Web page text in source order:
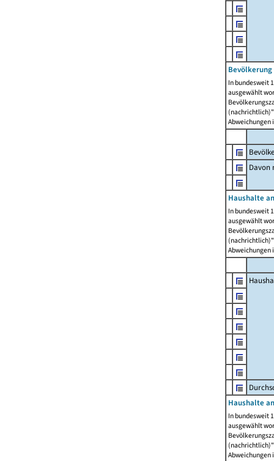
In bundesweit
ausgewählt
Abweichungen
Davon
Haushalte
In bundesweit
ausgewählt
Abweichungen
Haushalte
In bundesweit
ausgewählt
Abweichungen